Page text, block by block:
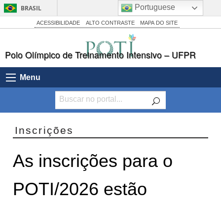
BRASIL
Simplifique!
Participe
Legislação
Canais
ACESSIBILIDADE ALTO CONTRASTE MAPA DO SITE
Polo Olímpico de Treinamento Intensivo – UFPR
Menu
Inscrições
As inscrições para o
POTI/2026 estão
Portuguese